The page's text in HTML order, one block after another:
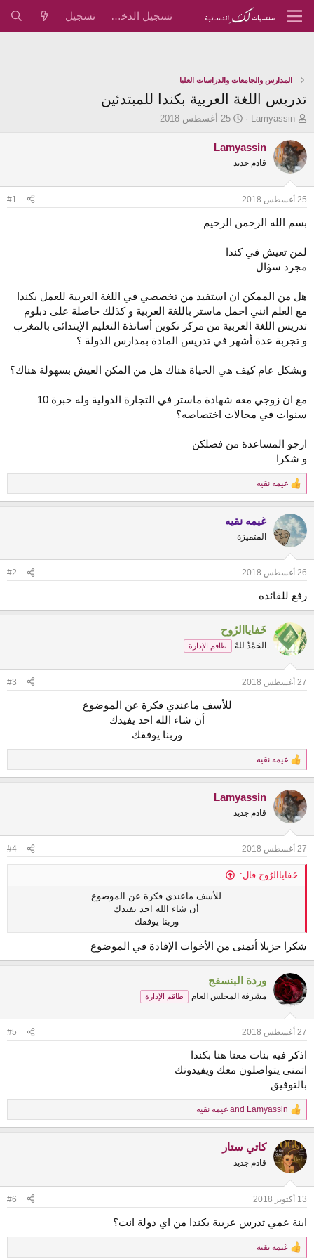
تسجيل الدخول تسجيل
المدارس والجامعات والدراسات العليا
تدريس اللغة العربية بكندا للمبتدئين
ب
د
ئ
ا
م
و
Lamyassin
ت
ر
ب
د
25 أغسطس 2018
Lamyassin
قادم جديد
25 أغسطس 2018 #1
بسم الله الرحمن الرحيم
لمن تعيش في كندا
مجرد سؤال
هل من الممكن ان استفيد من تخصصي في اللغة العربية للعمل بكندا
مع العلم انني احمل ماستر باللغة العربية و كذلك حاصلة على دبلوم
تدريس اللغة العربية من مركز تكوين أساتذة التعليم الإبتدائي بالمغرب
و تجربة عدة أشهر في تدريس المادة بمدارس الدولة ؟
وبشكل عام كيف هي الحياة هناك هل من المكن العيش بسهولة هناك؟
مع ان زوجي معه شهادة ماستر في التجارة الدولية وله خبرة 10
سنوات في مجالات اختصاصه؟
ارجو المساعدة من فضلكن
و شكرا
R
e
c
t
i
s
غيمه نقيه
غيمه نقيه
المتميزة
26 أغسطس 2018 #2
رفع للفائده
خَفاياالرُوح
الحَمْدُ للهْ طاقم الإدارة
27 أغسطس 2018 #3
للأسف ماعندي فكرة عن الموضوع
أن شاء الله احد يفيدك
وربنا يوفقك​
R
e
c
t
i
s
:
غيمه نقيه
Lamyassin
قادم جديد
27 أغسطس 2018 #4
خَفاياالرُوح قال:
للأسف ماعندي فكرة عن الموضوع
أن شاء الله احد يفيدك
وربنا يوفقك​
شكرا جزيلا أتمنى من الأخوات الإفادة في الموضوع
وردة البنسفج
مشرفة المجلس العام طاقم الإدارة
27 أغسطس 2018 #5
اذكر فيه بنات معنا هنا بكندا
اتمنى يتواصلون معك ويفيدونك
بالتوفيق
R
e
c
t
i
s
Lamyassin غيمه نقيه
كاتي ستار
قادم جديد
13 أكتوبر 2018 #6
ابنة عمي تدرس عربية بكندا من اي دولة انت؟
R
غيمه نقيه